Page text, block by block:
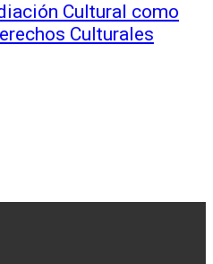
Cultural como
Culturales